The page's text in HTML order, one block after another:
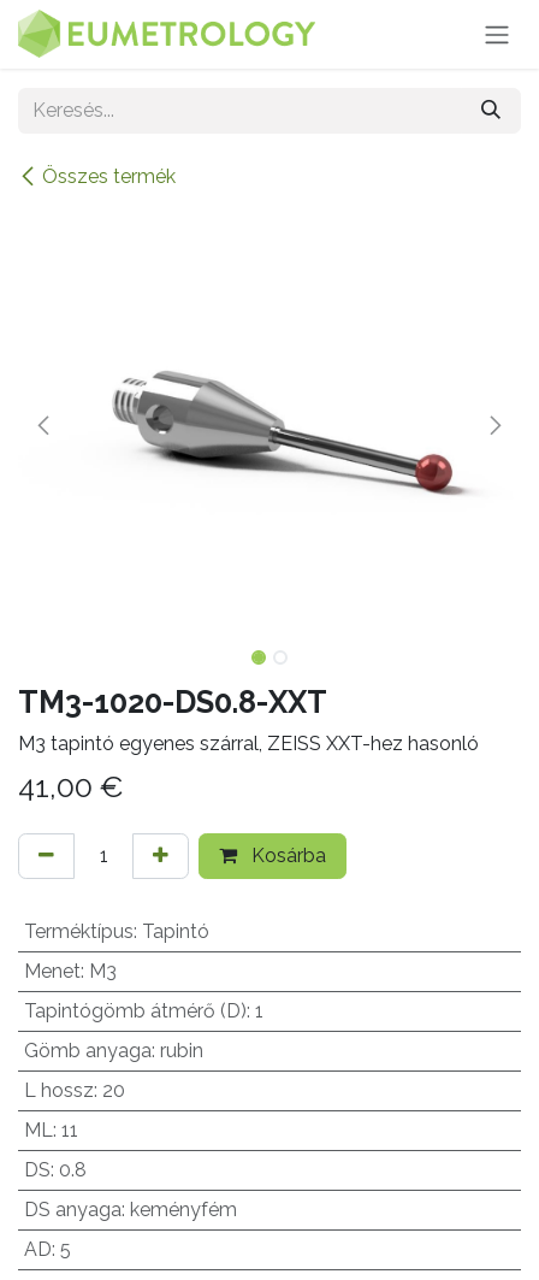
Kihagyás és továbblépés a tartalomhoz
Összes termék
TM3-1020-DS0.8-XXT
M3 tapintó egyenes szárral, ZEISS XXT-hez hasonló
41,00 €
Kosárba
Terméktípus: Tapintó
Menet: M3
Tapintógömb átmérő (D): 1
Gömb anyaga: rubin
L hossz: 20
ML: 11
DS: 0.8
DS anyaga: keményfém
AD: 5